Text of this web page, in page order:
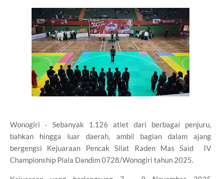
Wonogiri - Sebanyak 1.126 atlet dari berbagai penjuru,
bahkan hingga luar daerah, ambil bagian dalam ajang
bergengsi Kejuaraan Pencak Silat Raden Mas Said IV
Championship Piala Dandim 0728/Wonogiri tahun 2025.